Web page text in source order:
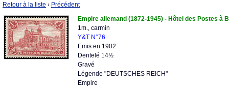
Retour à la liste › Précédent
Empire allemand (1872-1945) - Hôtel des Postes à
1m., carmin
Y&T N°76
Emis en 1902
Dentelé 14½
Gravé
Légende "DEUTSCHES REICH"
Empire